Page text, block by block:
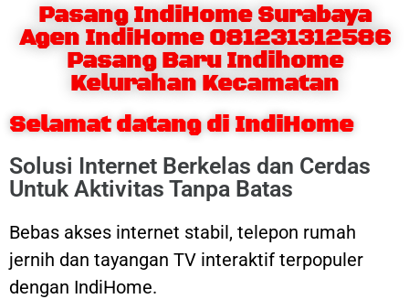
Pasang IndiHome Surabaya
Agen IndiHome 081231312586
Pasang Baru Indihome
Kelurahan Kecamatan
Selamat datang di IndiHome
Solusi Internet Berkelas dan Cerdas
Untuk Aktivitas Tanpa Batas
Bebas akses internet stabil, telepon rumah
jernih dan tayangan TV interaktif terpopuler
dengan IndiHome.